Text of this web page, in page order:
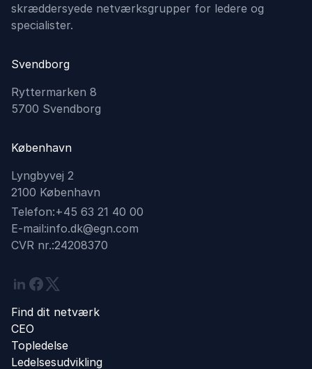
skræddersyede netværksgrupper for ledere og
specialister.
Svendborg
Ryttermarken 8
5700 Svendborg
København
Lyngbyvej 2
2100 København
Telefon:+45 63 21 40 00
E-mail:info.dk@egn.com
CVR nr.:24208370
Linkedin
Facebook
Twitter
Find dit netværk
CEO
Topledelse
Ledelsesudvikling